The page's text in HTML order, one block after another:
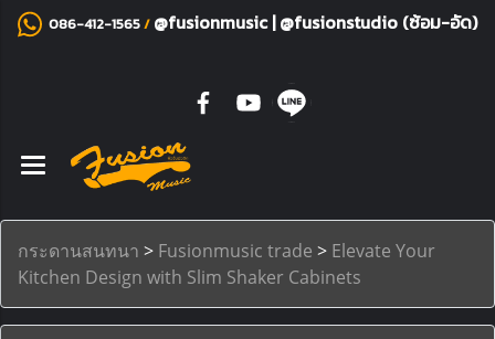
086-412-1565/ @fusionmusic|@fusionstudio (ซ้อม-อัด)
กระดานสนทนา > Fusionmusic trade > Elevate Your
Kitchen Design with Slim Shaker Cabinets